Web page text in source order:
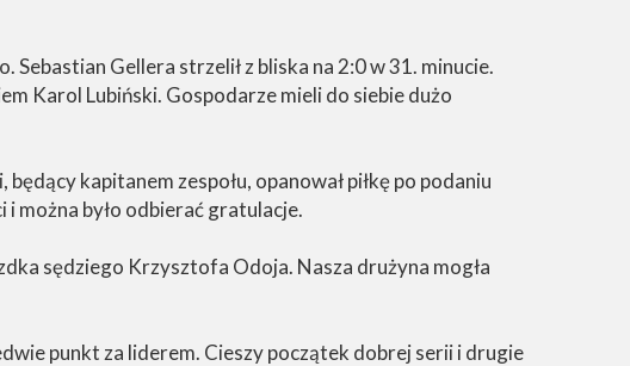
Gellera strzelił z bliska na 2:0 w 31. minucie.
Karol Lubiński. Gospodarze mieli do siebie dużo
kapitanem zespołu, opanował piłkę po podaniu
można było odbierać gratulacje.
sędziego Krzysztofa Odoja. Nasza drużyna mogła
punkt za liderem. Cieszy początek dobrej serii i drugie